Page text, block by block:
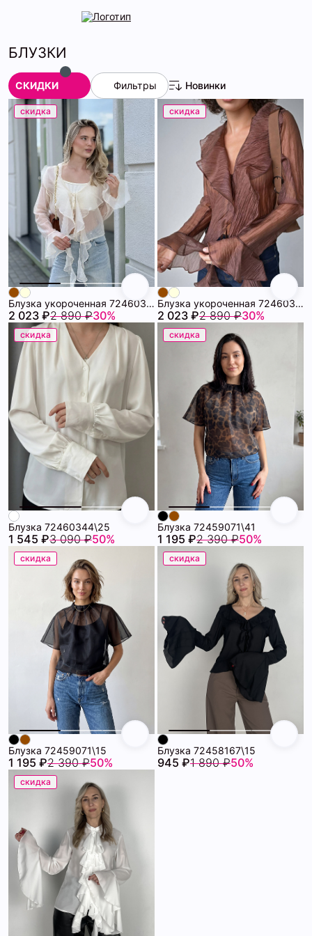
БЛУЗКИ
СКИДКИ Фильтры Новинки
скидка
Блузка укороченная 72460392\751
2 023 ₽2 890 ₽30%
скидка
Блузка укороченная 72460392\41
2 023 ₽2 890 ₽30%
скидка
Блузка 72460344\25
1 545 ₽3 090 ₽50%
скидка
Блузка 72459071\41
1 195 ₽2 390 ₽50%
скидка
Блузка 72459071\15
1 195 ₽2 390 ₽50%
скидка
Блузка 72458167\15
945 ₽1 890 ₽50%
скидка